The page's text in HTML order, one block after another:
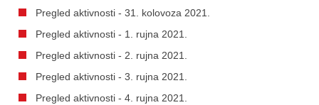
Pregled aktivnosti - 31. kolovoza 2021.
Pregled aktivnosti - 1. rujna 2021.
Pregled aktivnosti - 2. rujna 2021.
Pregled aktivnosti - 3. rujna 2021.
Pregled aktivnosti - 4. rujna 2021.